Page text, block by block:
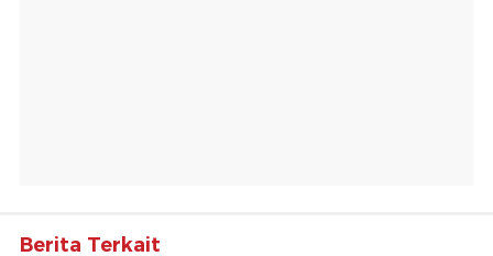
Berita Terkait